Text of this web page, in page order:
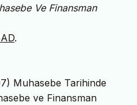
Ve Finansman
.
Muhasebe Tarihinde
ve Finansman